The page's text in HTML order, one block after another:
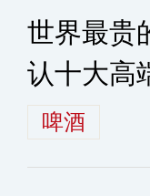
世界最贵
认十大高
啤酒